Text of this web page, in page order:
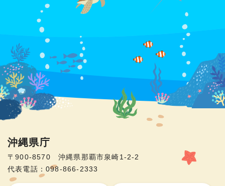
沖縄県庁
〒900-8570 沖縄県那覇市泉崎1-2-2
代表電話：098-866-2333